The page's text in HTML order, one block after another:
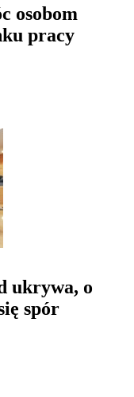
osobom
pracy
ukrywa, o
spór